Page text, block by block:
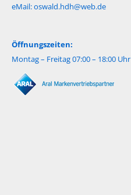
eMail:oswald.hdh@web.de
Öffnungszeiten:
Montag – Freitag 07:00 – 18:00 Uhr